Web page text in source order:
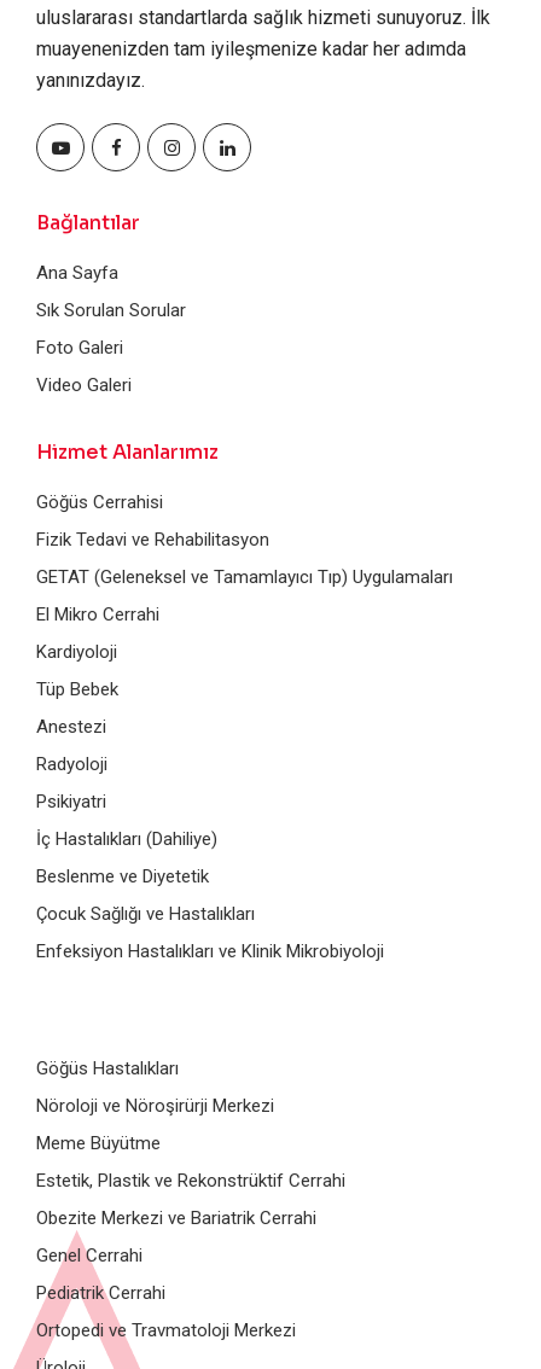
uluslararası standartlarda sağlık hizmeti sunuyoruz. İlk
muayenenizden tam iyileşmenize kadar her adımda
yanınızdayız.
Bağlantılar
Ana Sayfa
Sık Sorulan Sorular
Foto Galeri
Video Galeri
Hizmet Alanlarımız
Göğüs Cerrahisi
Fizik Tedavi ve Rehabilitasyon
GETAT (Geleneksel ve Tamamlayıcı Tıp) Uygulamaları
El Mikro Cerrahi
Kardiyoloji
Tüp Bebek
Anestezi
Radyoloji
Psikiyatri
İç Hastalıkları (Dahiliye)
Beslenme ve Diyetetik
Çocuk Sağlığı ve Hastalıkları
Enfeksiyon Hastalıkları ve Klinik Mikrobiyoloji
Göğüs Hastalıkları
Nöroloji ve Nöroşirürji Merkezi
Meme Büyütme
Estetik, Plastik ve Rekonstrüktif Cerrahi
Obezite Merkezi ve Bariatrik Cerrahi
Genel Cerrahi
Pediatrik Cerrahi
Ortopedi ve Travmatoloji Merkezi